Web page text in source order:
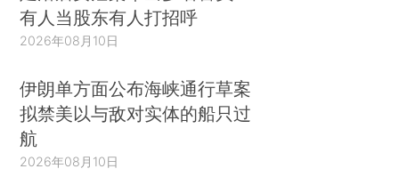
有人当股东有人打招呼
2026年08月10日
伊朗单方面公布海峡通行草案
拟禁美以与敌对实体的船只过
航
2026年08月10日